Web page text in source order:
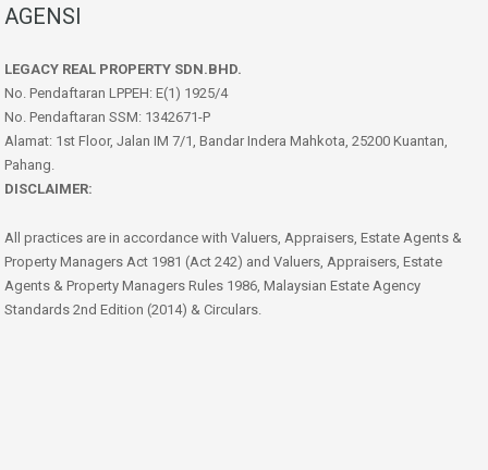
AGENSI
LEGACY REAL PROPERTY SDN.BHD.
No. Pendaftaran LPPEH: E(1) 1925/4
No. Pendaftaran SSM: 1342671-P
Alamat: 1st Floor, Jalan IM 7/1, Bandar Indera Mahkota, 25200 Kuantan,
Pahang.
DISCLAIMER:
All practices are in accordance with Valuers, Appraisers, Estate Agents &
Property Managers Act 1981 (Act 242) and Valuers, Appraisers, Estate
Agents & Property Managers Rules 1986, Malaysian Estate Agency
Standards 2nd Edition (2014) & Circulars.